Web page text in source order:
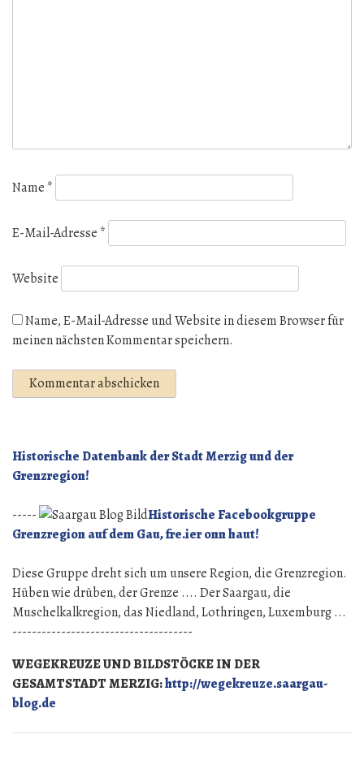
Name *
E-Mail-Adresse *
Website
Name, E-Mail-Adresse und Website in diesem Browser für
meinen nächsten Kommentar speichern.
Historische Datenbank der Stadt Merzig und der
Grenzregion!
-----
Historische Facebookgruppe
Grenzregion auf dem Gau, fre.ier onn haut!
Diese Gruppe dreht sich um unsere Region, die Grenzregion.
Hüben wie drüben, der Grenze .... Der Saargau, die
Muschelkalkregion, das Niedland, Lothringen, Luxemburg ...
-------------------------------------
WEGEKREUZE UND BILDSTÖCKE IN DER
GESAMTSTADT MERZIG:http://wegekreuze.saargau-
blog.de